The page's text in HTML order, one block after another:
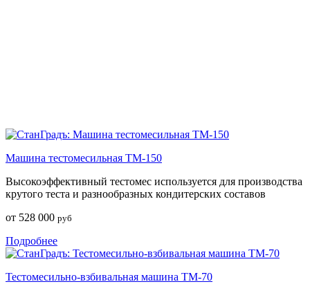
Машина тестомесильная ТМ-150
Высокоэффективный тестомес используется для производства
крутого теста и разнообразных кондитерских составов
от 528 000 руб
Подробнее
Тестомесильно-взбивальная машина ТМ-70